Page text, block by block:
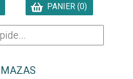
PANIER (0)
MAZAS